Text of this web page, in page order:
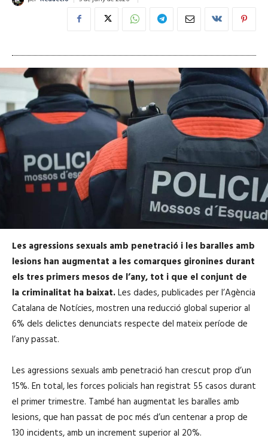
Les agressions sexuals amb penetració i les baralles amb
lesions han augmentat a les comarques gironines durant
els tres primers mesos de l’any, tot i que el conjunt de
la criminalitat ha baixat.Les dades, publicades per l’Agència
Catalana de Notícies, mostren una reducció global superior al
6% dels delictes denunciats respecte del mateix període de
l’any passat.
Les agressions sexuals amb penetració han crescut prop d’un
15%. En total, les forces policials han registrat 55 casos durant
el primer trimestre. També han augmentat les baralles amb
lesions, que han passat de poc més d’un centenar a prop de
130 incidents, amb un increment superior al 20%.